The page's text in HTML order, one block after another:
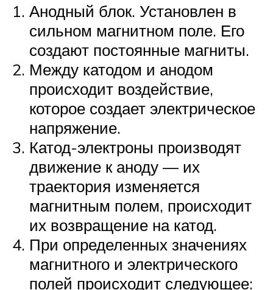
Анодный блок. Установлен в
сильном магнитном поле. Его
создают постоянные магниты.
Между катодом и анодом
происходит воздействие,
которое создает электрическое
напряжение.
Катод-электроны производят
движение к аноду — их
траектория изменяется
магнитным полем, происходит
их возвращение на катод.
При определенных значениях
магнитного и электрического
полей происходит следующее: